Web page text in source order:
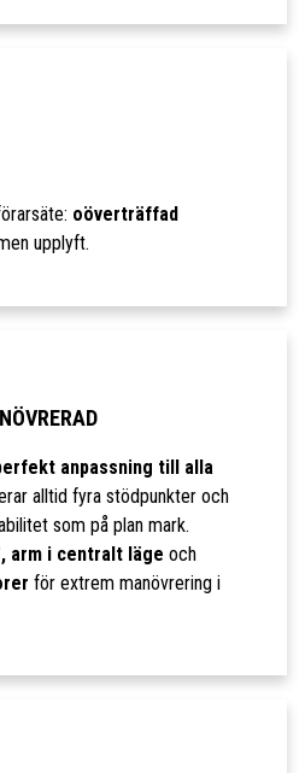
oöverträffad
upplyft.
anpassning till alla
alltid fyra stödpunkter och
som på plan mark.
arm i centralt läge och
för extrem manövrering i